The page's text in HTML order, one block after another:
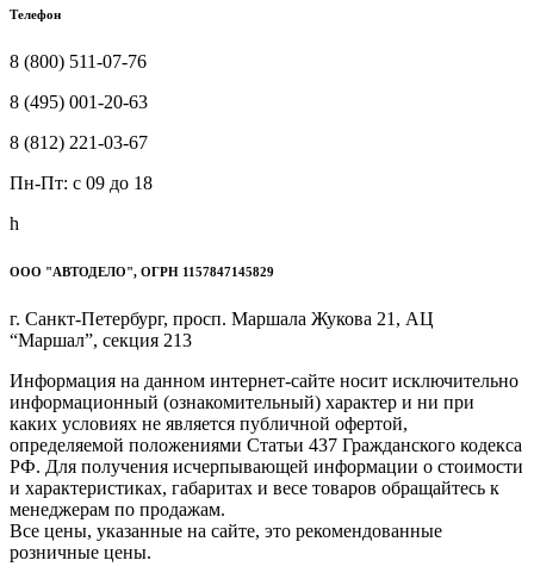
Телефон
8 (800) 511-07-76
8 (495) 001-20-63
8 (812) 221-03-67
Пн-Пт: c 09 до 18
h
ООО "АВТОДЕЛО", ОГРН 1157847145829
г. Санкт-Петербург, просп. Маршала Жукова 21, АЦ
“Маршал”, секция 213
Информация на данном интернет-сайте носит исключительно
информационный (ознакомительный) характер и ни при
каких условиях не является публичной офертой,
определяемой положениями Статьи 437 Гражданского кодекса
РФ. Для получения исчерпывающей информации о стоимости
и характеристиках, габаритах и весе товаров обращайтесь к
менеджерам по продажам.
Все цены, указанные на сайте, это рекомендованные
розничные цены.